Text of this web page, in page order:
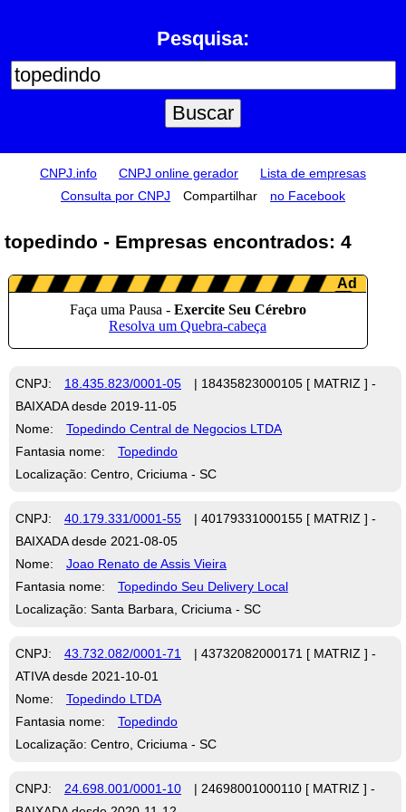
Pesquisa:
CNPJ.info CNPJ online gerador
Lista de empresas
Consulta por CNPJ
Compartilhar no Facebook
topedindo - Empresas encontrados: 4
CNPJ: 18.435.823/0001-05
| 18435823000105 [ MATRIZ ] -
BAIXADA desde 2019-11-05
Nome:
Topedindo Central de Negocios LTDA
Fantasia nome:
Topedindo
Localização: Centro, Criciuma - SC
CNPJ: 40.179.331/0001-55
| 40179331000155 [ MATRIZ ] -
BAIXADA desde 2021-08-05
Nome:
Joao Renato de Assis Vieira
Fantasia nome:
Topedindo Seu Delivery Local
Localização: Santa Barbara, Criciuma - SC
CNPJ: 43.732.082/0001-71
| 43732082000171 [ MATRIZ ] -
ATIVA desde 2021-10-01
Nome:
Topedindo LTDA
Fantasia nome:
Topedindo
Localização: Centro, Criciuma - SC
CNPJ: 24.698.001/0001-10
| 24698001000110 [ MATRIZ ] -